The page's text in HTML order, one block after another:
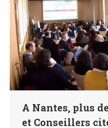
A Nantes, plus
et Conseillers